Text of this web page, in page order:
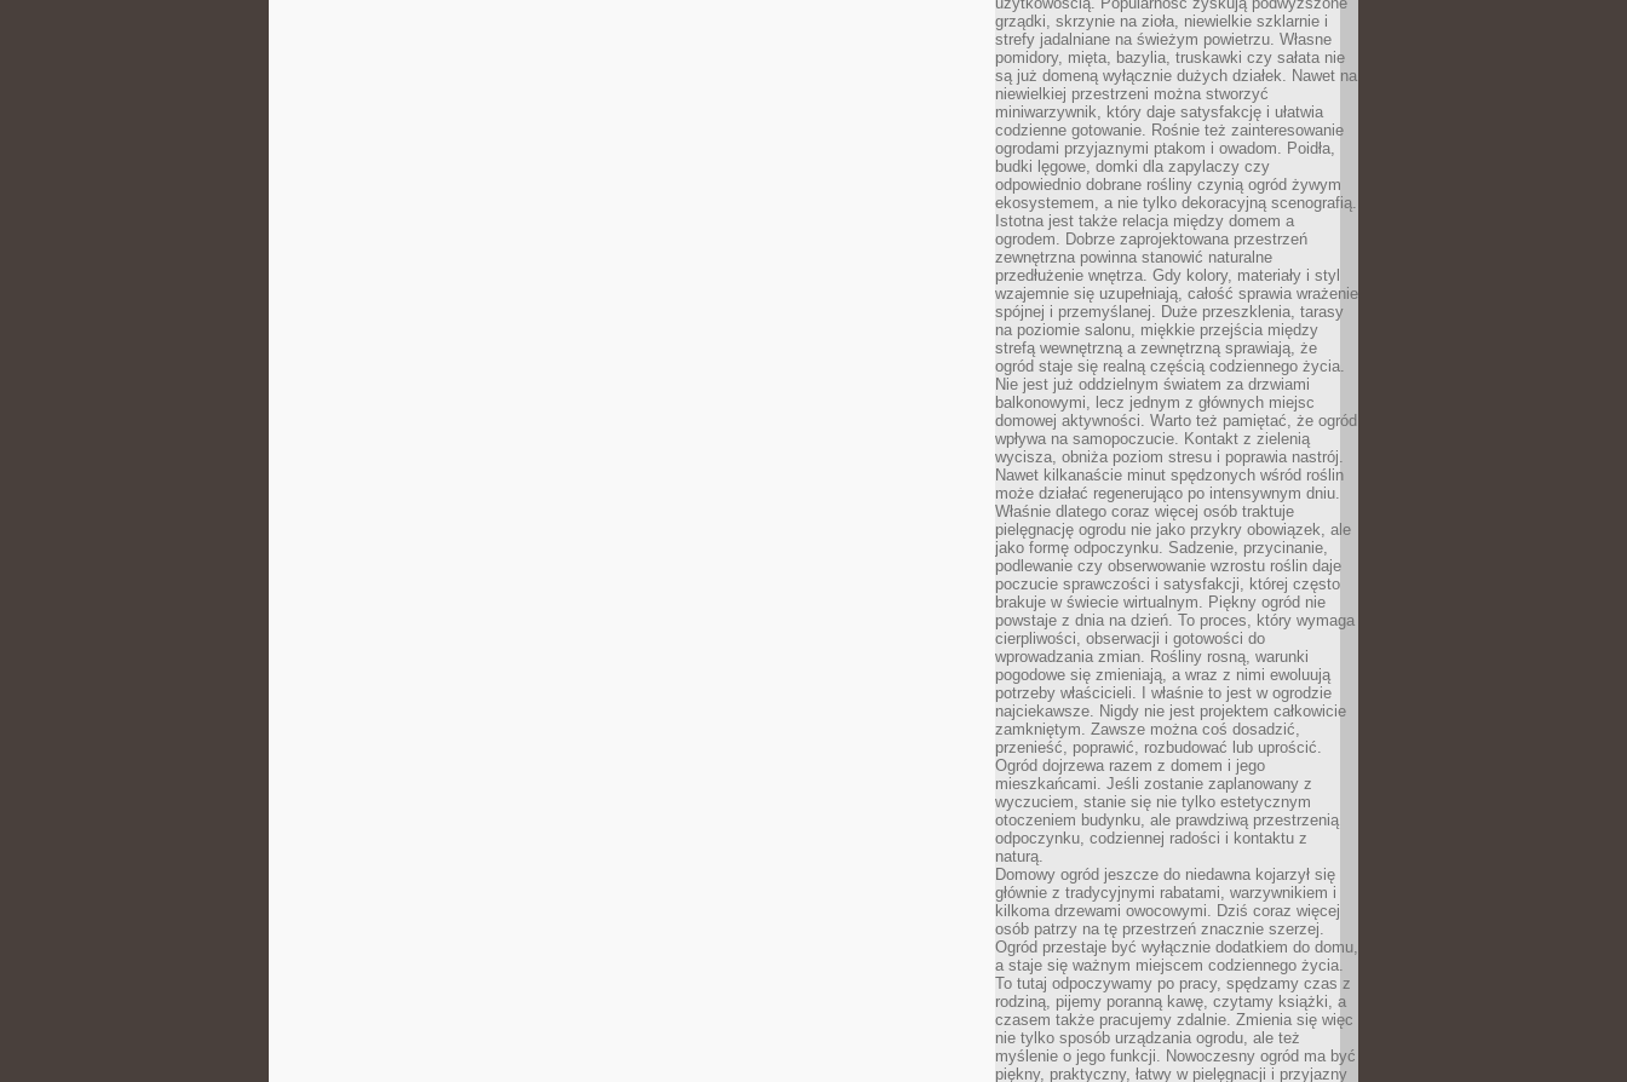
grządki, skrzynie na zioła, niewielkie szklarnie i
strefy jadalniane na świeżym powietrzu. Własne
pomidory, mięta, bazylia, truskawki czy sałata nie
są już domeną wyłącznie dużych działek. Nawet na
niewielkiej przestrzeni można stworzyć
miniwarzywnik, który daje satysfakcję i ułatwia
codzienne gotowanie. Rośnie też zainteresowanie
ogrodami przyjaznymi ptakom i owadom. Poidła,
budki lęgowe, domki dla zapylaczy czy
odpowiednio dobrane rośliny czynią ogród żywym
ekosystemem, a nie tylko dekoracyjną scenografią.
Istotna jest także relacja między domem a
ogrodem. Dobrze zaprojektowana przestrzeń
zewnętrzna powinna stanowić naturalne
przedłużenie wnętrza. Gdy kolory, materiały i styl
wzajemnie się uzupełniają, całość sprawia wrażenie
spójnej i przemyślanej. Duże przeszklenia, tarasy
na poziomie salonu, miękkie przejścia między
strefą wewnętrzną a zewnętrzną sprawiają, że
ogród staje się realną częścią codziennego życia.
Nie jest już oddzielnym światem za drzwiami
balkonowymi, lecz jednym z głównych miejsc
domowej aktywności. Warto też pamiętać, że ogród
wpływa na samopoczucie. Kontakt z zielenią
wycisza, obniża poziom stresu i poprawia nastrój.
Nawet kilkanaście minut spędzonych wśród roślin
może działać regenerująco po intensywnym dniu.
Właśnie dlatego coraz więcej osób traktuje
pielęgnację ogrodu nie jako przykry obowiązek, ale
jako formę odpoczynku. Sadzenie, przycinanie,
podlewanie czy obserwowanie wzrostu roślin daje
poczucie sprawczości i satysfakcji, której często
brakuje w świecie wirtualnym. Piękny ogród nie
powstaje z dnia na dzień. To proces, który wymaga
cierpliwości, obserwacji i gotowości do
wprowadzania zmian. Rośliny rosną, warunki
pogodowe się zmieniają, a wraz z nimi ewoluują
potrzeby właścicieli. I właśnie to jest w ogrodzie
najciekawsze. Nigdy nie jest projektem całkowicie
zamkniętym. Zawsze można coś dosadzić,
przenieść, poprawić, rozbudować lub uprościć.
Ogród dojrzewa razem z domem i jego
mieszkańcami. Jeśli zostanie zaplanowany z
wyczuciem, stanie się nie tylko estetycznym
otoczeniem budynku, ale prawdziwą przestrzenią
odpoczynku, codziennej radości i kontaktu z
naturą.
Domowy ogród jeszcze do niedawna kojarzył się
głównie z tradycyjnymi rabatami, warzywnikiem i
kilkoma drzewami owocowymi. Dziś coraz więcej
osób patrzy na tę przestrzeń znacznie szerzej.
Ogród przestaje być wyłącznie dodatkiem do domu,
a staje się ważnym miejscem codziennego życia.
To tutaj odpoczywamy po pracy, spędzamy czas z
rodziną, pijemy poranną kawę, czytamy książki, a
czasem także pracujemy zdalnie. Zmienia się więc
nie tylko sposób urządzania ogrodu, ale też
myślenie o jego funkcji. Nowoczesny ogród ma być
piękny, praktyczny, łatwy w pielęgnacji i przyjazny